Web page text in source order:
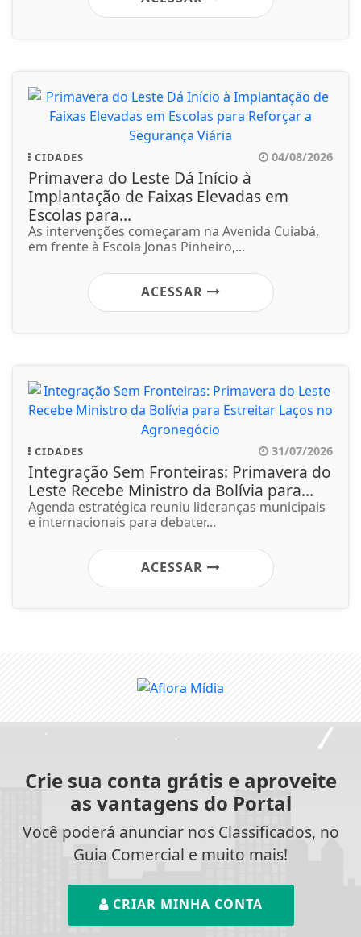
CIDADES 04/08/2026
Primavera do Leste Dá Início à
Implantação de Faixas Elevadas em
Escolas para...
As intervenções começaram na Avenida Cuiabá,
em frente à Escola Jonas Pinheiro,...
ACESSAR
CIDADES 31/07/2026
Integração Sem Fronteiras: Primavera do
Leste Recebe Ministro da Bolívia para...
Agenda estratégica reuniu lideranças municipais
e internacionais para debater...
ACESSAR
Crie sua conta grátis e aproveite
as vantagens do Portal
Você poderá anunciar nos Classificados, no
Guia Comercial e muito mais!
CRIAR MINHA CONTA